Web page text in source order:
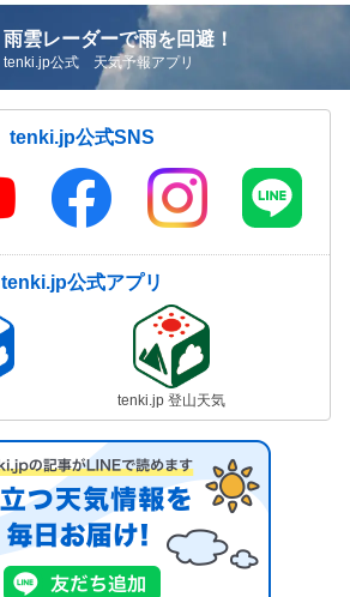
雨雲レーダーで雨を回避！
tenki.jp公式 天気予報アプリ
tenki.jp公式SNS
tenki.jp公式アプリ
tenki.jp 登山天気